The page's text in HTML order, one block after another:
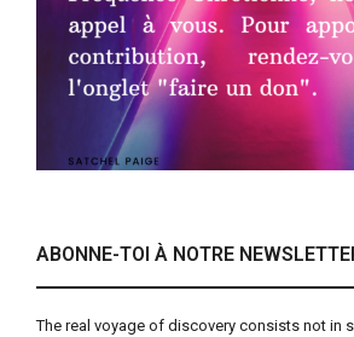
ABONNE-TOI À NOTRE
The real voyage of discovery consists not in